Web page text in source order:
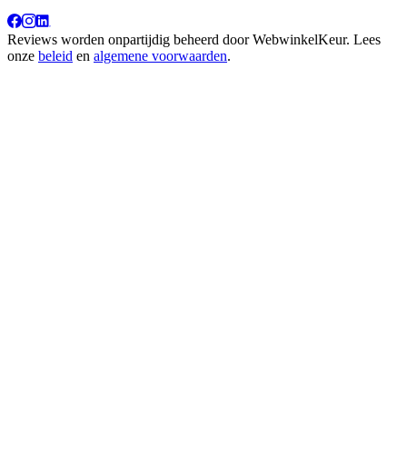
Reviews worden onpartijdig beheerd doorWebwinkelKeur. Lees
onze beleid en algemene voorwaarden.